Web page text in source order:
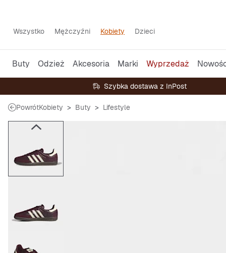
Wszystko Mężczyźni Kobiety Dzieci
Buty Odzież Akcesoria Marki Wyprzedaż
Szybka dostawa z InPost
PowrótKobiety Buty Lifestyle